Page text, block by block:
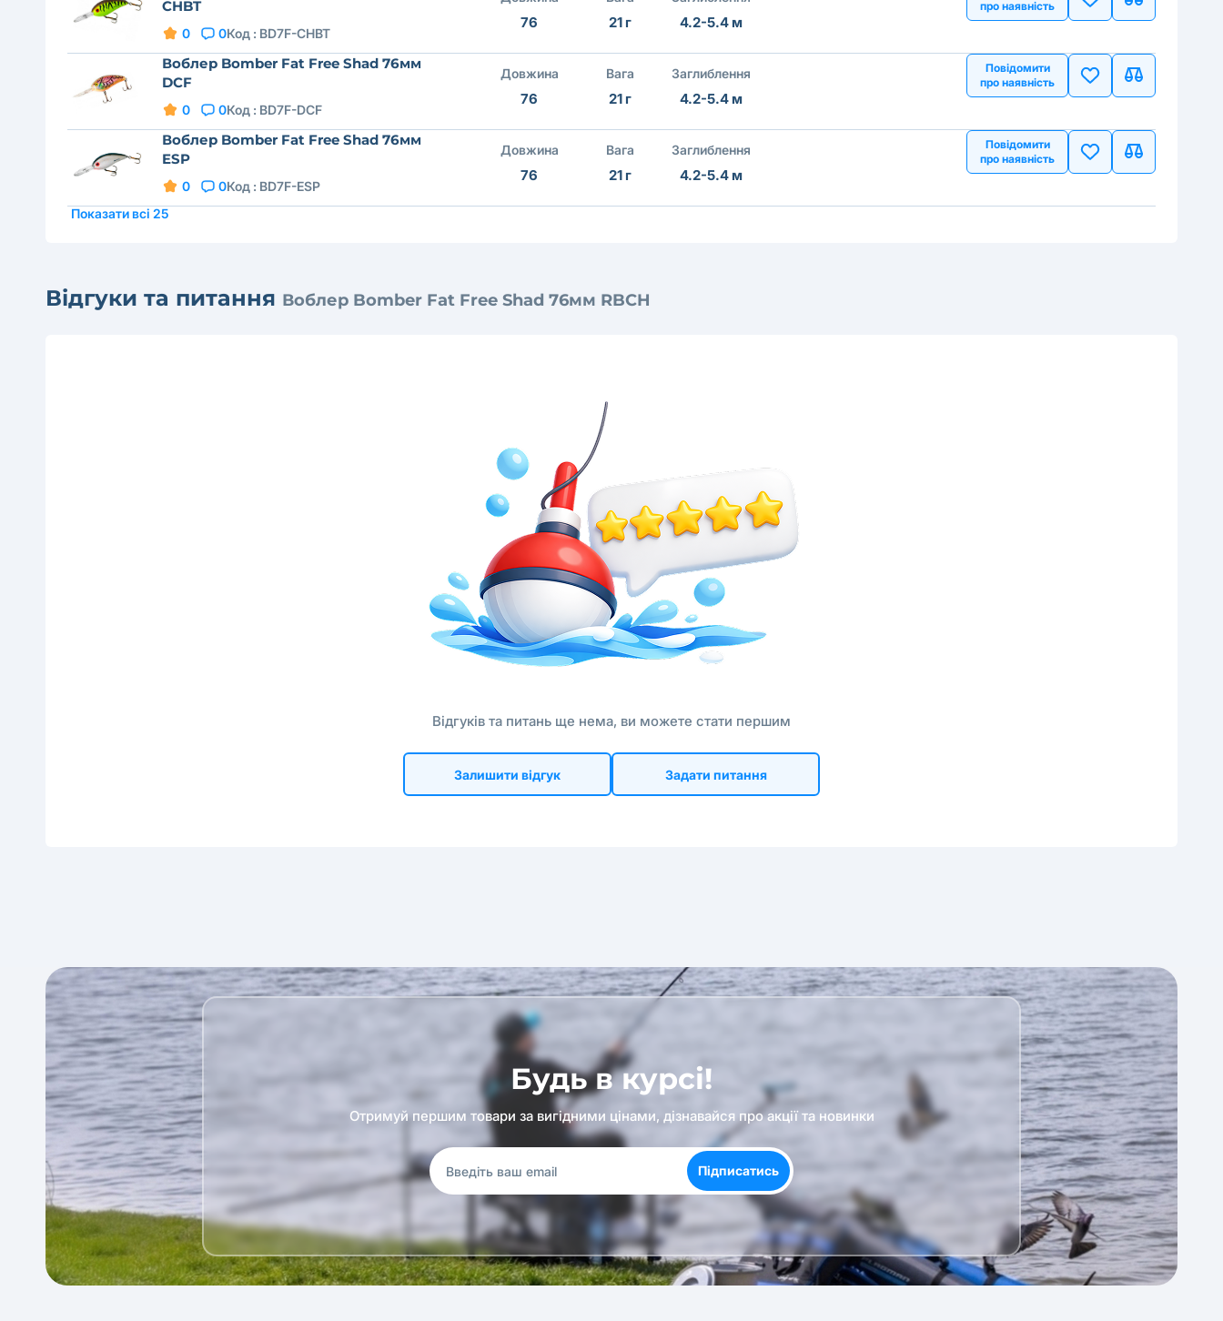
CHBT
0 0Код : BD7F-CHBT
76 21 г 4.2-5.4 м
про наявність
Воблер Bomber Fat Free Shad 76мм
DCF
0 0Код : BD7F-DCF
Довжина
76
Вага
21 г
Заглиблення
4.2-5.4 м
Повідомити
про наявність
Воблер Bomber Fat Free Shad 76мм
ESP
0 0Код : BD7F-ESP
Довжина
76
Вага
21 г
Заглиблення
4.2-5.4 м
Повідомити
про наявність
Показати всі 25
Відгуки та питання Воблер Bomber Fat Free Shad 76мм RBCH
Відгуків та питань ще нема, ви можете стати першим
Залишити відгук Задати питання
Будь в курсі!
Отримуй першим товари за вигідними цінами, дізнавайся про акції та новинки
Підписатись